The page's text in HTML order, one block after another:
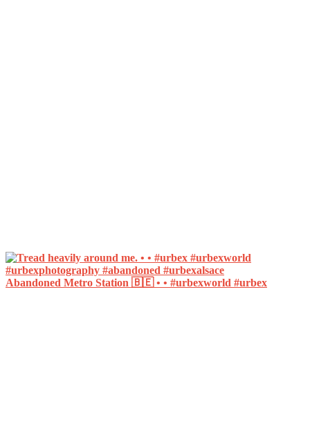
Abandoned Metro Station 🇧🇪 • • #urbexworld #urbex